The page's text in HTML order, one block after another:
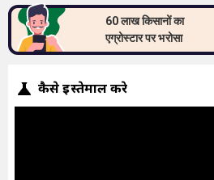
60 लाख किसानों का
एग्रोस्टार पर भरोसा
कैसे इस्तेमाल करे